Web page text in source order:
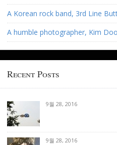
A Korean rock band, 3rd Line
A humble photographer, Kim
Recent Posts
9월 28, 2016
9월 28, 2016